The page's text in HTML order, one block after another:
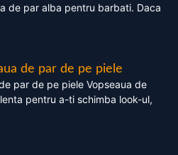
de par alba pentru barbati. Daca
de par de pe piele
par de pe piele Vopseaua de
pentru a-ti schimba look-ul,